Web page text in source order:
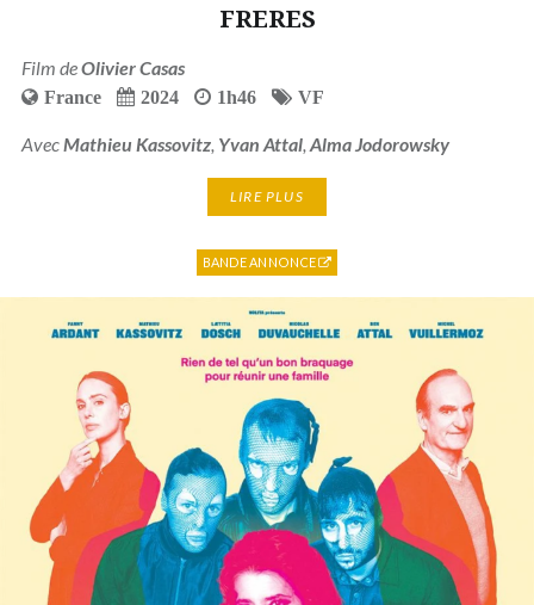
FRERES
Film deOlivier Casas
France 2024 1h46 VF
Avec Mathieu Kassovitz, Yvan Attal, Alma Jodorowsky
LIRE PLUS
BANDE ANNONCE